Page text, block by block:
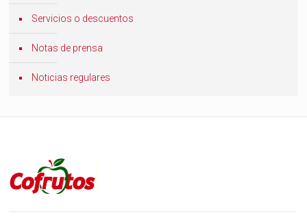
Servicios o descuentos
Notas de prensa
Noticias regulares